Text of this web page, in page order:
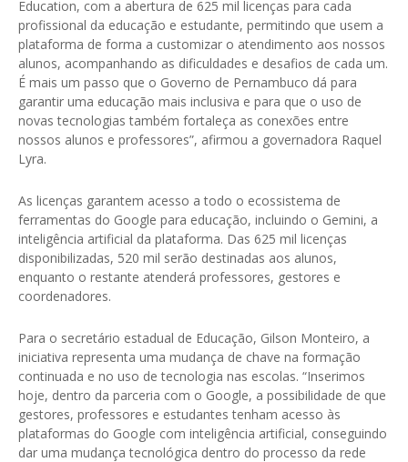
Education, com a abertura de 625 mil licenças para cada
profissional da educação e estudante, permitindo que usem a
plataforma de forma a customizar o atendimento aos nossos
alunos, acompanhando as dificuldades e desafios de cada um.
É mais um passo que o Governo de Pernambuco dá para
garantir uma educação mais inclusiva e para que o uso de
novas tecnologias também fortaleça as conexões entre
nossos alunos e professores”, afirmou a governadora Raquel
Lyra.
As licenças garantem acesso a todo o ecossistema de
ferramentas do Google para educação, incluindo o Gemini, a
inteligência artificial da plataforma. Das 625 mil licenças
disponibilizadas, 520 mil serão destinadas aos alunos,
enquanto o restante atenderá professores, gestores e
coordenadores.
Para o secretário estadual de Educação, Gilson Monteiro, a
iniciativa representa uma mudança de chave na formação
continuada e no uso de tecnologia nas escolas. “Inserimos
hoje, dentro da parceria com o Google, a possibilidade de que
gestores, professores e estudantes tenham acesso às
plataformas do Google com inteligência artificial, conseguindo
dar uma mudança tecnológica dentro do processo da rede